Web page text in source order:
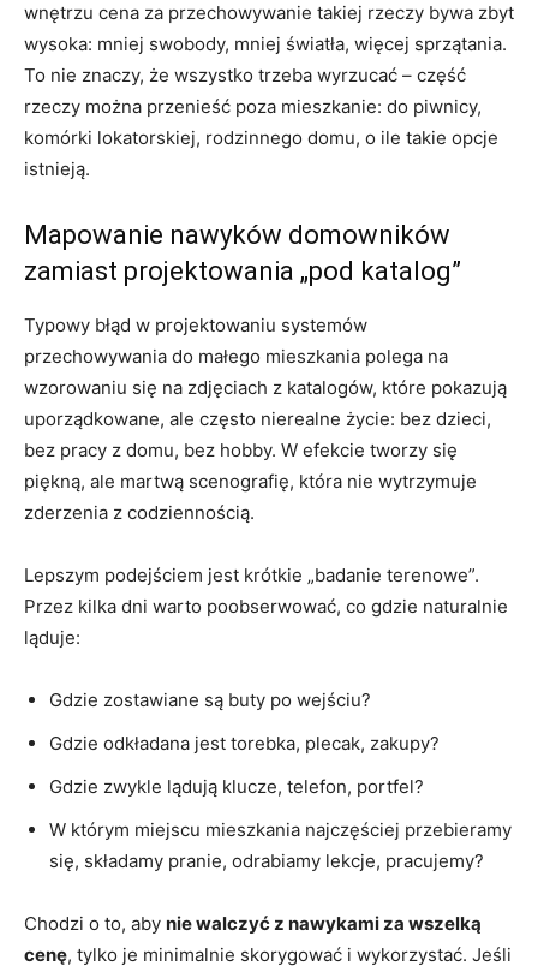
wnętrzu cena za przechowywanie takiej rzeczy bywa zbyt
wysoka: mniej swobody, mniej światła, więcej sprzątania.
To nie znaczy, że wszystko trzeba wyrzucać – część
rzeczy można przenieść poza mieszkanie: do piwnicy,
komórki lokatorskiej, rodzinnego domu, o ile takie opcje
istnieją.
Mapowanie nawyków domowników
zamiast projektowania „pod katalog”
Typowy błąd w projektowaniu systemów
przechowywania do małego mieszkania polega na
wzorowaniu się na zdjęciach z katalogów, które pokazują
uporządkowane, ale często nierealne życie: bez dzieci,
bez pracy z domu, bez hobby. W efekcie tworzy się
piękną, ale martwą scenografię, która nie wytrzymuje
zderzenia z codziennością.
Lepszym podejściem jest krótkie „badanie terenowe”.
Przez kilka dni warto poobserwować, co gdzie naturalnie
ląduje:
Gdzie zostawiane są buty po wejściu?
Gdzie odkładana jest torebka, plecak, zakupy?
Gdzie zwykle lądują klucze, telefon, portfel?
W którym miejscu mieszkania najczęściej przebieramy
się, składamy pranie, odrabiamy lekcje, pracujemy?
Chodzi o to, aby nie walczyć z nawykami za wszelką
cenę, tylko je minimalnie skorygować i wykorzystać. Jeśli